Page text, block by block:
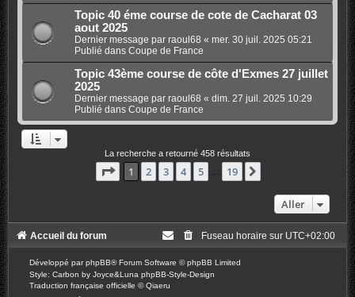
Topic 40 éme course de cote de Cacharat 03
aout 2025
Dernier message par raoul68 « mer. 30 juil. 2025 05:21
Publié dans Coupe de France
Topic 43ème course de côte d'Exmes 27 juillet
2025
Dernier message par raoul68 « dim. 27 juil. 2025 10:29
Publié dans Coupe de France
La recherche a retourné 458 résultats
Page 1sur19
1 2 3 4 5 19
Aller
Accueil du forum Fuseau horaire sur UTC+02:00
Développé parphpBB® Forum Software © phpBB Limited
Style: Carbon by Joyce&Luna phpBB-Style-Design
Traduction française officielle ©Qiaeru